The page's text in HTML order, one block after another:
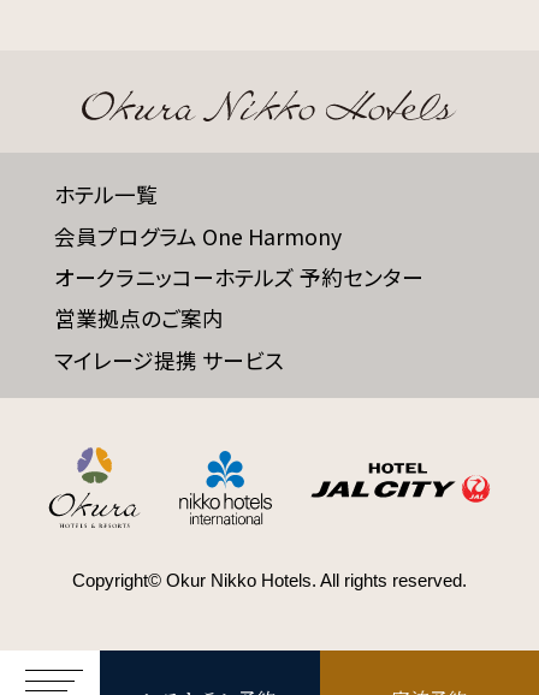
FAQ
SDGs
SDGsへの取り組み
Recruit
Contact
オンラインショップ
ホテル一覧
会員プログラム One Harmony
オークラニッコーホテルズ 予約センター
営業拠点のご案内
マイレージ提携 サービス
Copyright© Okur Nikko Hotels. All rights reserved.